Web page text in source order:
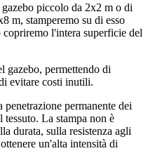
piccolo da 2x2 m o di
m, stamperemo su di esso
l'intera superficie del
gazebo, permettendo di
evitare costi inutili.
permanente dei
La stampa non è
durata, sulla resistenza agli
un'alta intensità di